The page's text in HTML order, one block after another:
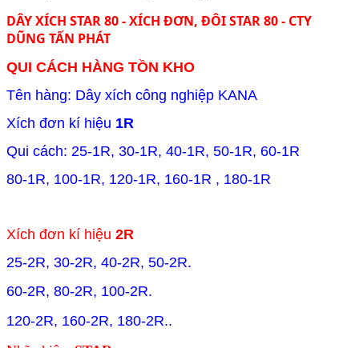
DÂY XÍCH STAR 80 - XÍCH ĐƠN, ĐÔI STAR 80 - CTY
DŨNG TẤN PHÁT
QUI CÁCH HÀNG TỒN KHO
Tên hàng: Dây xích công nghiệp KANA
Xích đơn kí hiệu 1R
Qui cách: 25-1R, 30-1R, 40-1R, 50-1R, 60-1R
80-1R, 100-1R, 120-1R, 160-1R , 180-1R
Xích đơn kí hiệu 2R
25-2R, 30-2R, 40-2R, 50-2R.
60-2R, 80-2R, 100-2R.
120-2R, 160-2R, 180-2R..